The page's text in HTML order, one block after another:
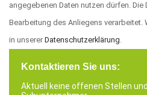
angegebenen Daten nutzen dürfen.
Bearbeitung des Anliegens verarbeitet.
in unserer Datenschutzerklärung.
Kontaktieren Sie uns:
Aktuell keine offenen Stellen